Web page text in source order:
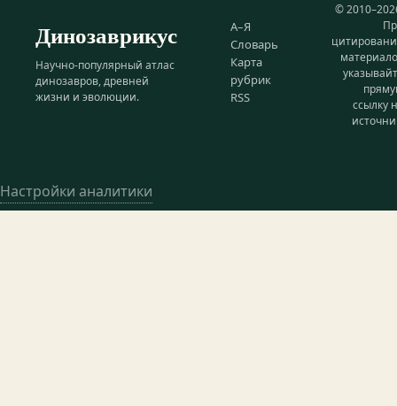
Динозаврикус
Научно-популярный атлас
динозавров, древней
жизни и эволюции.
А–Я
Словарь
Карта
рубрик
RSS
©
ссылку
Настройки аналитики